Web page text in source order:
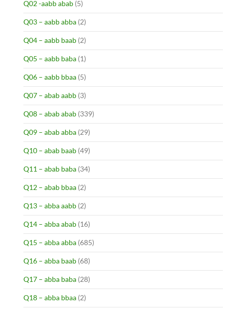
Q02 -aabb abab (5)
Q03 – aabb abba (2)
Q04 – aabb baab (2)
Q05 – aabb baba (1)
Q06 – aabb bbaa (5)
Q07 – abab aabb (3)
Q08 – abab abab (339)
Q09 – abab abba (29)
Q10 – abab baab (49)
Q11 – abab baba (34)
Q12 – abab bbaa (2)
Q13 – abba aabb (2)
Q14 – abba abab (16)
Q15 – abba abba (685)
Q16 – abba baab (68)
Q17 – abba baba (28)
Q18 – abba bbaa (2)